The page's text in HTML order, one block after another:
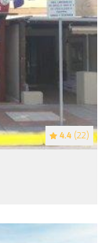
4.4 (22)